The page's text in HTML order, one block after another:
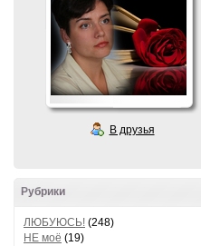
В друзья
Рубрики
ЛЮБУЮСЬ! (248)
НЕ моё (19)